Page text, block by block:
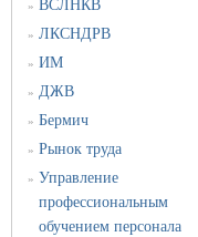
» ВСЛНКВ
» ЛКСНДРВ
» ИМ
» ДЖВ
» Бермич
» Рынок труда
» Управление
профессиональным
обучением персонала